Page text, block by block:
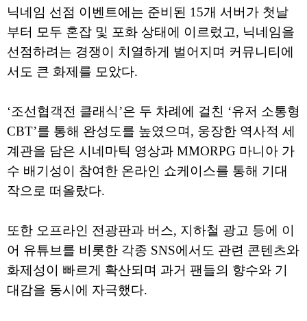
닉네임 선점 이벤트에는 준비된 15개 서버가 첫날
부터 모두 혼잡 및 포화 상태에 이르렀고, 닉네임을
선점하려는 경쟁이 치열하게 벌어지며 커뮤니티에
서도 큰 화제를 모았다.
‘조선협객전 클래식’은 두 차례에 걸친 ‘유저 소통형
CBT’를 통해 완성도를 높였으며, 웅장한 역사적 세
계관을 담은 시네마틱 영상과 MMORPG 마니아 가
수 배기성이 참여한 온라인 쇼케이스를 통해 기대
작으로 떠올랐다.
또한 오프라인 전광판과 버스, 지하철 광고 등에 이
어 유튜브를 비롯한 각종 SNS에서도 관련 콘텐츠와
화제성이 빠르게 확산되며 과거 팬들의 향수와 기
대감을 동시에 자극했다.